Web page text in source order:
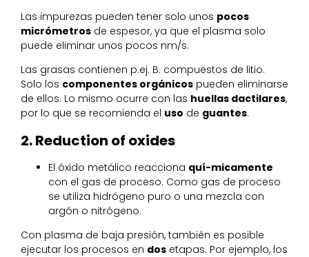
Las impurezas pueden tener solo unos pocos
micrómetros de espesor, ya que el plasma solo
puede eliminar unos pocos nm/s.
Las grasas contienen p.ej. B. compuestos de litio.
Solo los componentes orgánicos pueden eliminarse
de ellos. Lo mismo ocurre con las huellas dactilares,
por lo que se recomienda el uso de guantes.
2. Reduction of oxides
El óxido metálico reacciona quí-micamente
con el gas de proceso. Como gas de proceso
se utiliza hidrógeno puro o una mezcla con
argón o nitrógeno.
Con plasma de baja presión, también es posible
ejecutar los procesos en dos etapas. Por ejemplo, los